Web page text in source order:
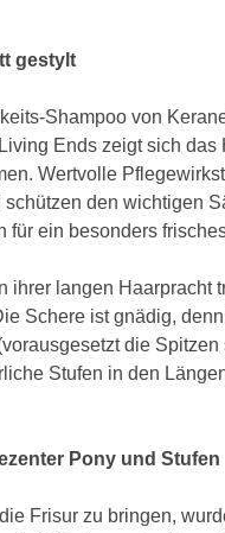
gestylt
Shampoo von
Ends zeigt sich
Wertvolle
den wichtigen
für ein besonders
ihrer langen Haarpracht
Schere ist gnädig,
die Spitzen
Stufen in den
Pony und Stufen
Frisur zu bringen,